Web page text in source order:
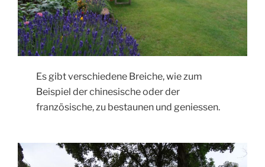
Es gibt verschiedene Breiche, wie zum
Beispiel der chinesische oder der
französische, zu bestaunen und geniessen.